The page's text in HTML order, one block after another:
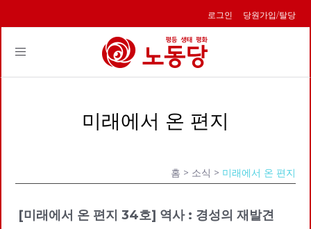
로그인 당원가입/탈당
Toggle
미래에서 온 편지
홈 > 소식 > 미래에서 온 편지
[미래에서 온 편지 34호] 역사 : 경성의 재발견